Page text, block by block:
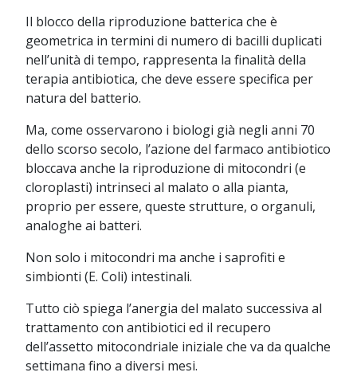
Il blocco della riproduzione batterica che è
geometrica in termini di numero di bacilli duplicati
nell’unità di tempo, rappresenta la finalità della
terapia antibiotica, che deve essere specifica per
natura del batterio.
Ma, come osservarono i biologi già negli anni 70
dello scorso secolo, l’azione del farmaco antibiotico
bloccava anche la riproduzione di mitocondri (e
cloroplasti) intrinseci al malato o alla pianta,
proprio per essere, queste strutture, o organuli,
analoghe ai batteri.
Non solo i mitocondri ma anche i saprofiti e
simbionti (E. Coli) intestinali.
Tutto ciò spiega l’anergia del malato successiva al
trattamento con antibiotici ed il recupero
dell’assetto mitocondriale iniziale che va da qualche
settimana fino a diversi mesi.